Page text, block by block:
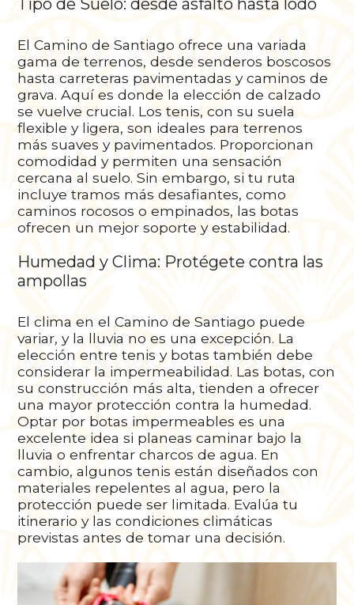
El Camino de Santiago ofrece una variada
gama de terrenos, desde senderos boscosos
hasta carreteras pavimentadas y caminos de
grava. Aquí es donde la elección de calzado
se vuelve crucial. Los tenis, con su suela
flexible y ligera, son ideales para terrenos
más suaves y pavimentados. Proporcionan
comodidad y permiten una sensación
cercana al suelo. Sin embargo, si tu ruta
incluye tramos más desafiantes, como
caminos rocosos o empinados, las botas
ofrecen un mejor soporte y estabilidad.
Humedad y Clima: Protégete contra las
ampollas
El clima en el Camino de Santiago puede
variar, y la lluvia no es una excepción. La
elección entre tenis y botas también debe
considerar la impermeabilidad. Las botas, con
su construcción más alta, tienden a ofrecer
una mayor protección contra la humedad.
Optar por botas impermeables es una
excelente idea si planeas caminar bajo la
lluvia o enfrentar charcos de agua. En
cambio, algunos tenis están diseñados con
materiales repelentes al agua, pero la
protección puede ser limitada. Evalúa tu
itinerario y las condiciones climáticas
previstas antes de tomar una decisión.